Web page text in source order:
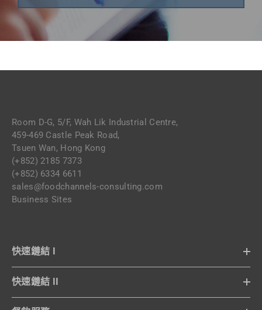
Room D-G, 5/F, Wah Lik Industrial Centre,
459-469 Castle Peak Road,
Tsuen Wan, Hong Kong
(+852) 2185 7373
(+852) 6334 6611
sales@foodchannels-consulting.com
Business Sites
快速鏈結 I
快速鏈結 II